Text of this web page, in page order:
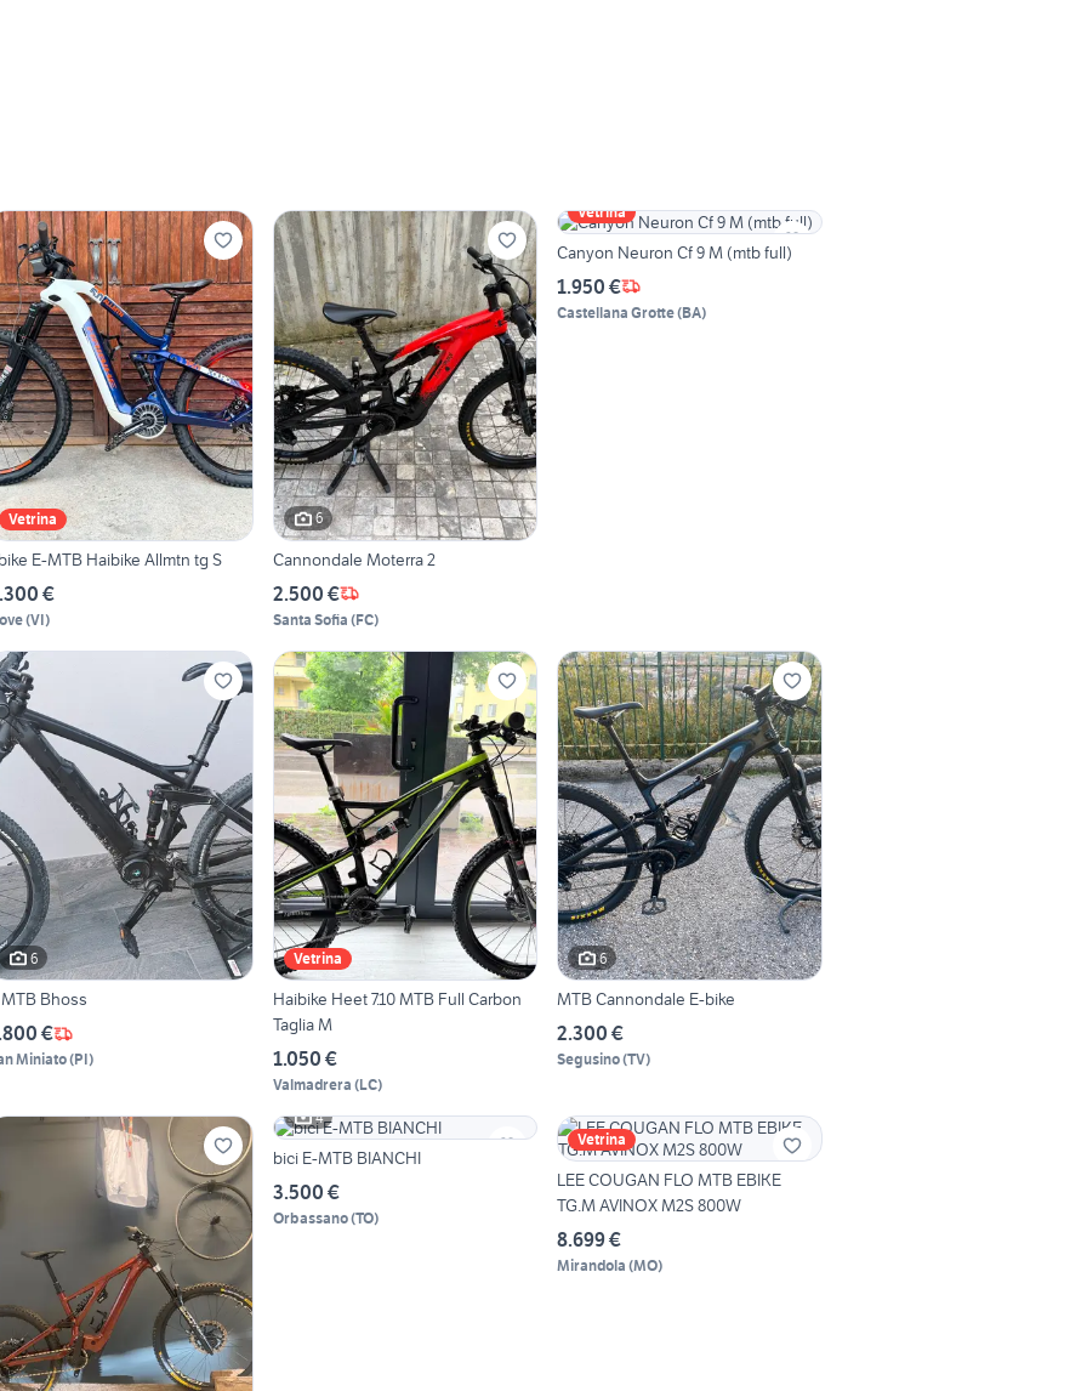
Vetrina
E-MTB Haibike Allmtn tg S
€
(VI)
6
Cannondale Moterra 2
2.500 €
Santa Sofia (FC)
Vetrina
Canyon Neuron Cf 9 M (mtb full)
1.950 €
Castellana Grotte(BA)
6
Bhoss
€
Miniato(PI)
Vetrina
Haibike Heet 7.10 MTB Full Carbon
Taglia M
1.050 €
Valmadrera (LC)
6
MTB Cannondale E-bike
2.300 €
Segusino(TV)
4
bici E-MTB BIANCHI
3.500 €
Orbassano(TO)
Vetrina
LEE COUGAN FLO MTB EBIKE
TG.M AVINOX M2S 800W
8.699 €
Mirandola (MO)